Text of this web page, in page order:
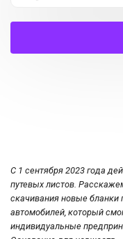
С 1 сентября 2023 года
путевых листов.
скачивания новые бланки
автомобилей, который
индивидуальные